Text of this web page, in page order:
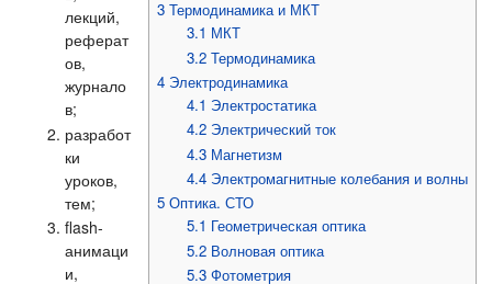
3 Термодинамика и МКТ
3.1 МКТ
3.2 Термодинамика
4 Электродинамика
4.1 Электростатика
4.2 Электрический ток
4.3 Магнетизм
4.4 Электромагнитные колебания и волны
5 Оптика. СТО
5.1 Геометрическая оптика
5.2 Волновая оптика
5.3 Фотометрия
лекций,
реферат
ов,
журнало
в;
разработ
ки
уроков,
тем;
flash-
анимаци
и,